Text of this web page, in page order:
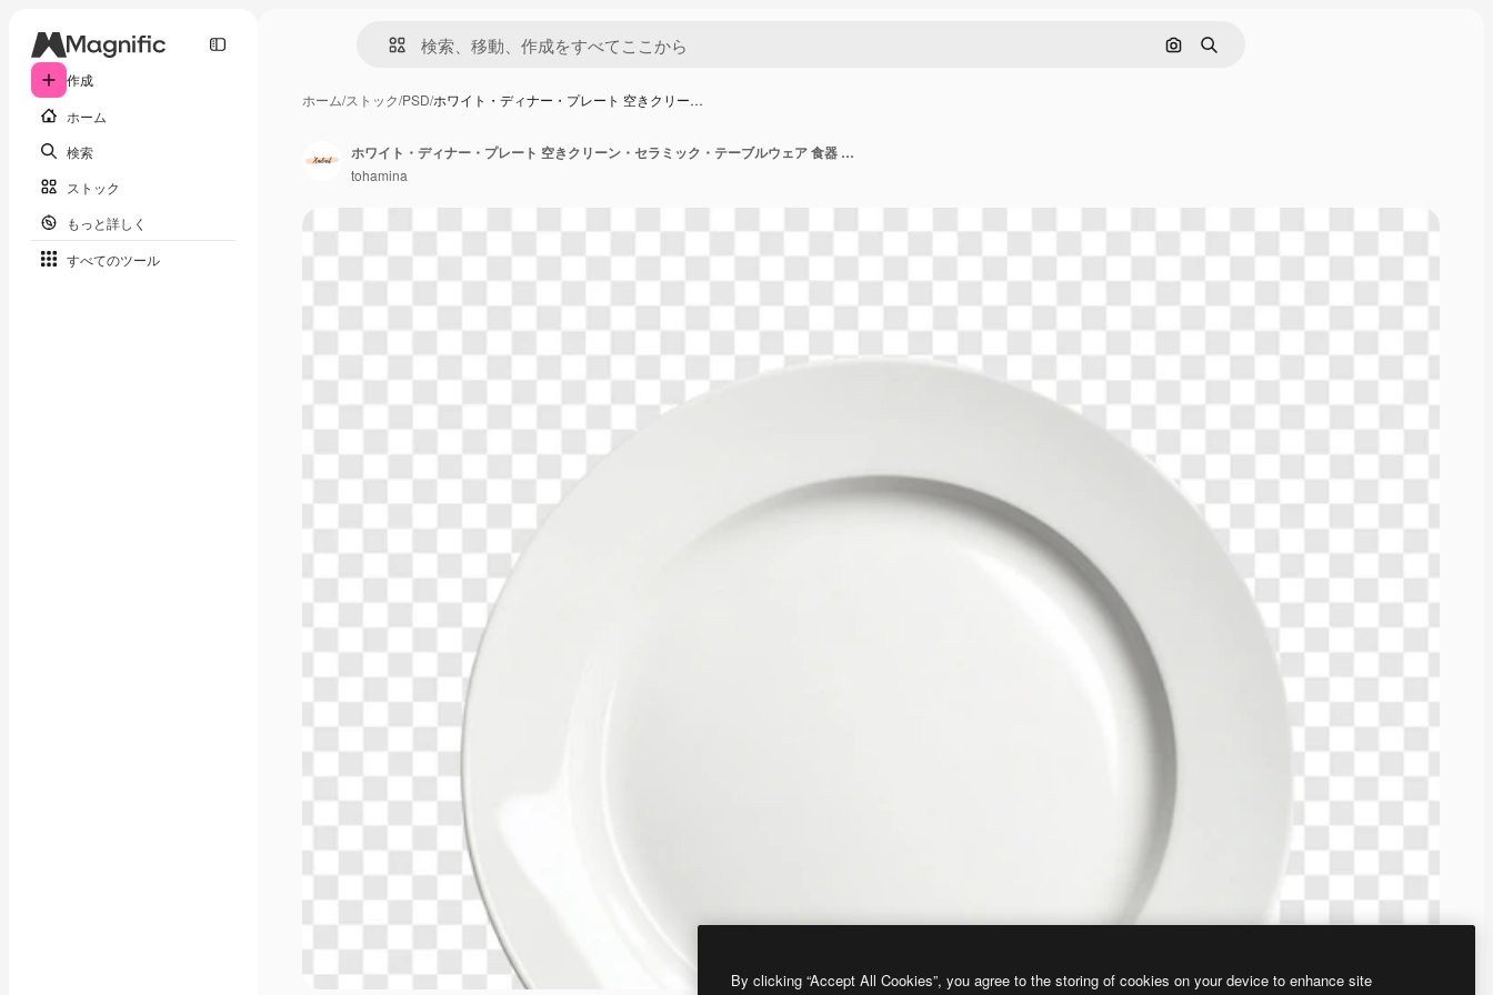
作成
ホーム
検索
ストック
もっと詳しく
すべてのツール
画像で検索
検索
ホーム/ストック/PSD/ホワイト・ディナー・プレート 空きクリー…
ホワイト・ディナー・プレート 空きクリーン・セラミック・テーブルウェア 食器 キッチンウェア
tohamina
By clicking “Accept All Cookies”, you agree to the storing of cookies on your device to enhance site